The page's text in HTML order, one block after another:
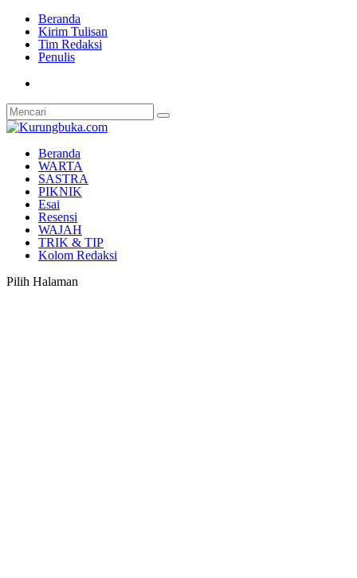
Beranda
Kirim Tulisan
Tim Redaksi
Penulis
Beranda
WARTA
SASTRA
PIKNIK
Esai
Resensi
WAJAH
TRIK & TIP
Kolom Redaksi
Pilih Halaman